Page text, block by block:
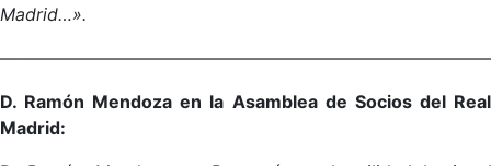
Madrid…».
D. Ramón Mendoza en la Asamblea de Socios del Real
Madrid: